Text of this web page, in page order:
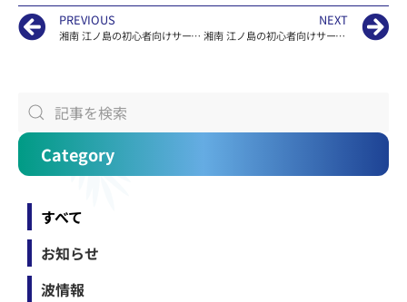
PREVIOUS
湘南 江ノ島の初心者向けサーフィンスクールKAILOAの波情報
NEXT
湘南 江ノ島の初心者向けサーフィンスクールKAILOAの波情報
Category
すべて
お知らせ
波情報